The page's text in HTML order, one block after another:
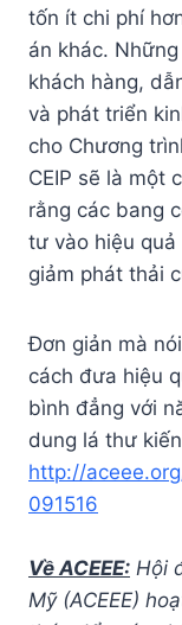
tốn ít chi phí
án khác.
khách hàng,
và phát triển
cho Chương
CEIP sẽ là một
rằng các bang
tư vào hiệu
giảm phát thải
Đơn giản mà
cách đưa hiệu
bình đẳng với
dung lá thư
http://
091516
Về ACEEE: Hội
Mỹ (ACEEE)